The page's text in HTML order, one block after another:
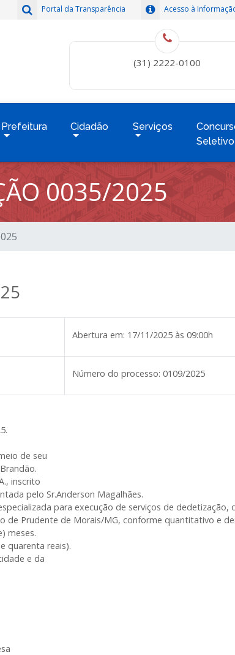
Acesso à
Portal da Transparência
(31) 2222-0100
Prefeitura Cidadão Serviços
Seletivo
0035/2025
Abertura em: 17/11/2025 às 09:00h
Número do processo: 0109/2025
de seu
inscrito
pelo Sr.Anderson Magalhães.
para execução de serviços de dedetização,
de Prudente de Morais/MG, conforme quantitativo e
meses.
quarenta reais).
e da